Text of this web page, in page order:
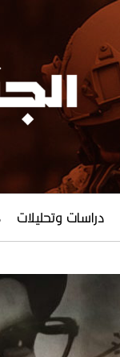
دراسات وتحليلات